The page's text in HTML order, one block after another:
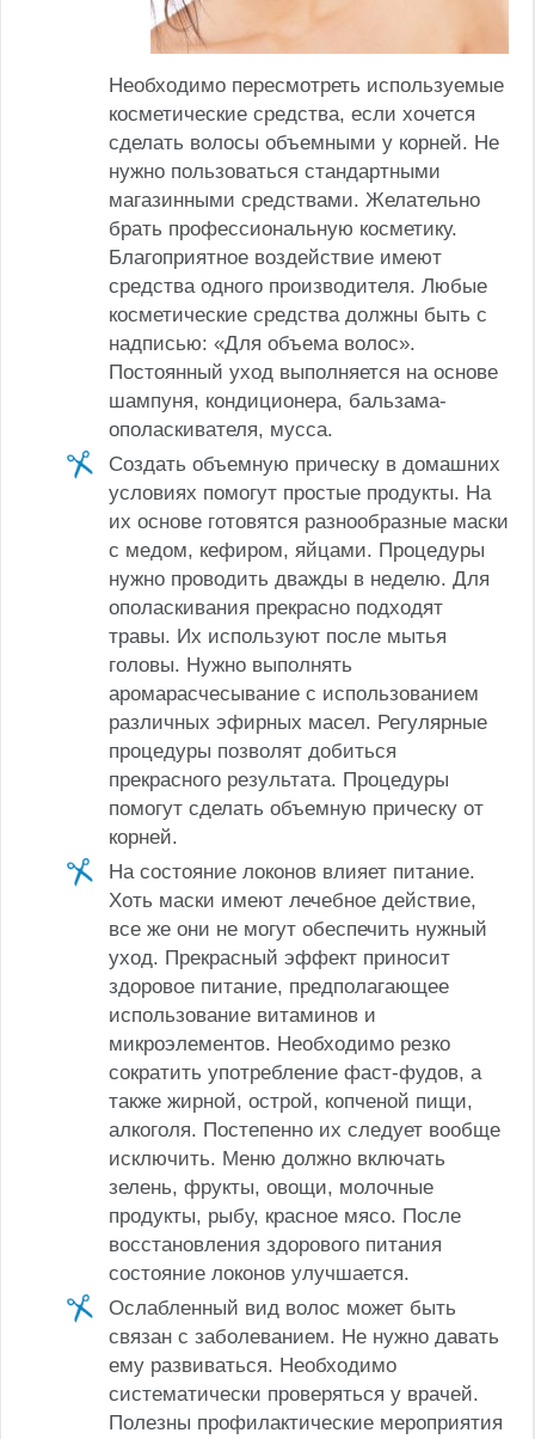
Необходимо пересмотреть используемые
косметические средства, если хочется
сделать волосы объемными у корней. Не
нужно пользоваться стандартными
магазинными средствами. Желательно
брать профессиональную косметику.
Благоприятное воздействие имеют
средства одного производителя. Любые
косметические средства должны быть с
надписью: «Для объема волос».
Постоянный уход выполняется на основе
шампуня, кондиционера, бальзама-
ополаскивателя, мусса.
Создать объемную прическу в домашних
условиях помогут простые продукты. На
их основе готовятся разнообразные маски
с медом, кефиром, яйцами. Процедуры
нужно проводить дважды в неделю. Для
ополаскивания прекрасно подходят
травы. Их используют после мытья
головы. Нужно выполнять
аромарасчесывание с использованием
различных эфирных масел. Регулярные
процедуры позволят добиться
прекрасного результата. Процедуры
помогут сделать объемную прическу от
корней.
На состояние локонов влияет питание.
Хоть маски имеют лечебное действие,
все же они не могут обеспечить нужный
уход. Прекрасный эффект приносит
здоровое питание, предполагающее
использование витаминов и
микроэлементов. Необходимо резко
сократить употребление фаст-фудов, а
также жирной, острой, копченой пищи,
алкоголя. Постепенно их следует вообще
исключить. Меню должно включать
зелень, фрукты, овощи, молочные
продукты, рыбу, красное мясо. После
восстановления здорового питания
состояние локонов улучшается.
Ослабленный вид волос может быть
связан с заболеванием. Не нужно давать
ему развиваться. Необходимо
систематически проверяться у врачей.
Полезны профилактические мероприятия